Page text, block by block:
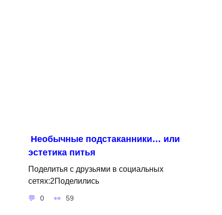
Необычные подстаканники… или
эстетика питья
Поделитья с друзьями в социальных
сетях:2Поделились
0 59